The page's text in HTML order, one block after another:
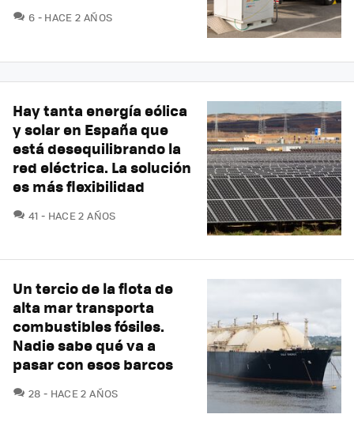
6 COMENTARIOS
HACE 2 AÑOS
Hay tanta energía eólica
y solar en España que
está desequilibrando la
red eléctrica. La solución
es más flexibilidad
41 COMENTARIOS
HACE 2 AÑOS
Un tercio de la flota de
alta mar transporta
combustibles fósiles.
Nadie sabe qué va a
pasar con esos barcos
28 COMENTARIOS
HACE 2 AÑOS